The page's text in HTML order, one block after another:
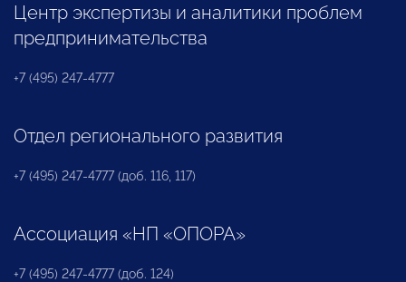
Центр экспертизы и аналитики проблем
предпринимательства
+7 (495) 247-4777
Отдел регионального развития
+7 (495) 247-4777 (доб. 116, 117)
Ассоциация «НП «ОПОРА»
+7 (495) 247-4777 (доб. 124)